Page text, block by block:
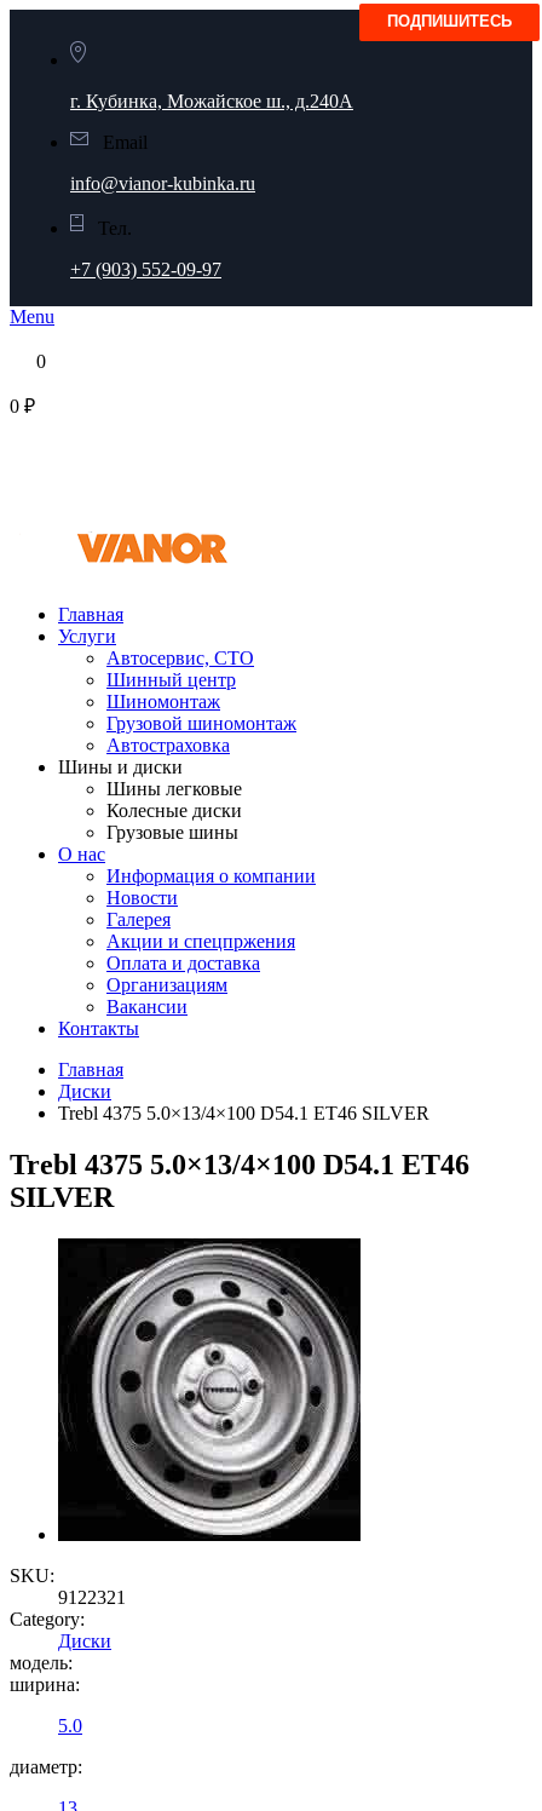
г. Кубинка, Можайское ш., д.240А
Email
info@vianor-kubinka.ru
Тел.
+7 (903) 552-09-97
Menu
0
0 ₽
Главная
Услуги
Автосервис, СТО
Шинный центр
Шиномонтаж
Грузовой шиномонтаж
Автостраховка
Шины и диски
Шины легковые
Колесные диски
Грузовые шины
О нас
Информация о компании
Новости
Галерея
Акции и спецпржения
Оплата и доставка
Организациям
Вакансии
Контакты
Главная
Диски
Trebl 4375 5.0×13/4×100 D54.1 ET46 SILVER
Trebl 4375 5.0×13/4×100 D54.1 ET46
SILVER
SKU:
9122321
Category:
Диски
модель:
ширина:
5.0
диаметр: